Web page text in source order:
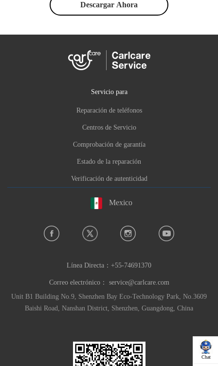
Descargar Ahora
Chat
Servicio para
Reparación de teléfonos
Centros de Servicio
Comprobación de garantía
Estado de la reparación
Verificación de autenticidad
Mexico
Línea Directa： +55-74691370
Correo electrónico： service@carlcare.com
Unit B1 Building No.9, Shenzhen Bay Eco-Technology Park, No.3609
Baishi Road, Nanshan District, Shenzhen, Guangdong, China